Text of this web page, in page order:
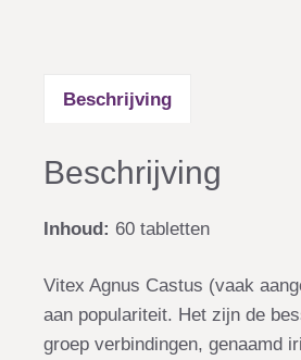
Beschrijving
Beschrijving
Inhoud: 60 tabletten
Vitex Agnus Castus (vaak
aan populariteit. Het zijn de
groep verbindingen, genaamd